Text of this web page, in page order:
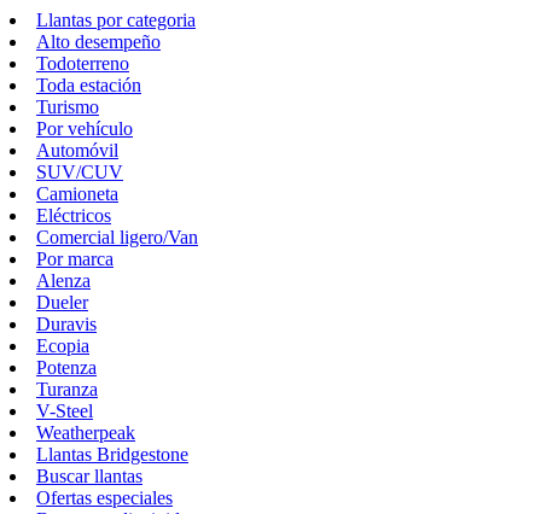
Llantas por categoria
Alto desempeño
Todoterreno
Toda estación
Turismo
Por vehículo
Automóvil
SUV/CUV
Camioneta
Eléctricos
Comercial ligero/Van
Por marca
Alenza
Dueler
Duravis
Ecopia
Potenza
Turanza
V-Steel
Weatherpeak
Llantas Bridgestone
Buscar llantas
Ofertas especiales